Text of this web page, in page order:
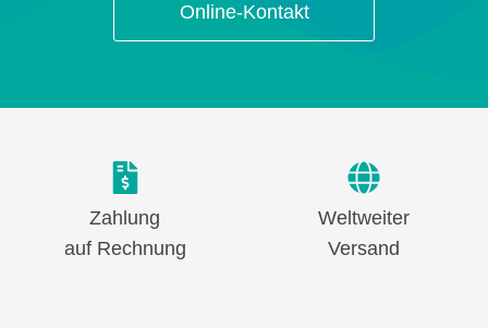
Online-Kontakt
Zahlung
auf Rechnung
Weltweiter
Versand